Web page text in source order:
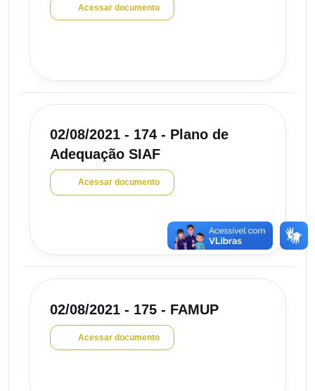
Acessar documento
02/08/2021 - 174 - Plano de
Adequação SIAF
Acessar documento
02/08/2021 - 175 - FAMUP
Acessar documento